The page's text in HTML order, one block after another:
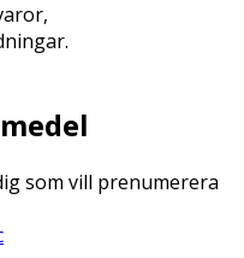
som vill prenumerera